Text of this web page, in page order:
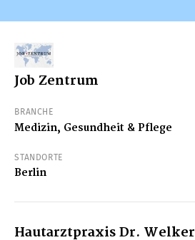
Job Zentrum
BRANCHE
Medizin, Gesundheit & Pflege
STANDORTE
Berlin
Hautarztpraxis Dr. Welker